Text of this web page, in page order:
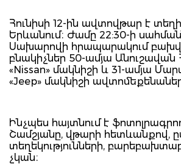
Հունիսի 12-ին ավտովթար է տեղի
Երևանում։ Ժամը 22:30-ի
Սախարովի հրապարակում
բնակիչներ 50-ամյա
«Nissan» մակնիշի և 31-ամյա
«Jeep» մակնիշի
Ինչպես հայտնում է
Շամշյանը, վթարի հետևանքով,
տեղեկությունների,
չկան։